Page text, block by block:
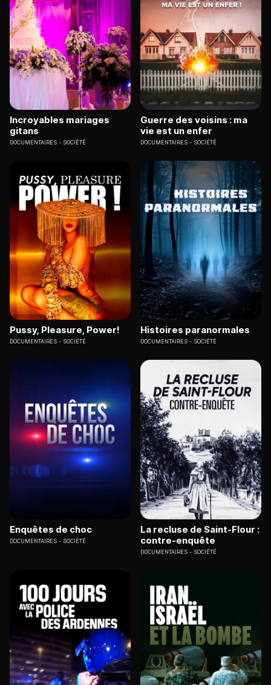
Incroyables mariages
gitans
DOCUMENTAIRES SOCIÉTÉ
Guerre des voisins : ma
vie est un enfer
DOCUMENTAIRES SOCIÉTÉ
Pussy, Pleasure, Power!
DOCUMENTAIRES SOCIÉTÉ
Histoires paranormales
DOCUMENTAIRES SOCIÉTÉ
Enquêtes de choc
DOCUMENTAIRES SOCIÉTÉ
La recluse de Saint-Flour :
contre-enquête
DOCUMENTAIRES SOCIÉTÉ